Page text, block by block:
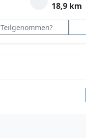
18,9 km
Teilgenommen?